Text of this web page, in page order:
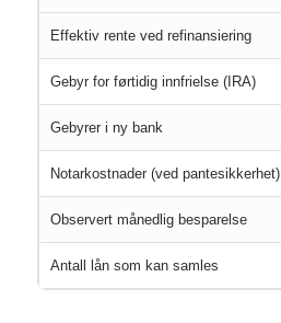
Effektiv rente ved refinansiering
Gebyr for førtidig innfrielse (IRA)
Gebyrer i ny bank
Notarkostnader (ved pantesikkerhet)
Observert månedlig besparelse
Antall lån som kan samles